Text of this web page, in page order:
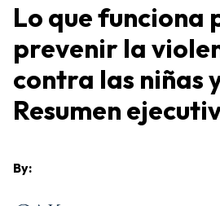
Lo que funciona
prevenir la
contra las niñas
Resumen
By: